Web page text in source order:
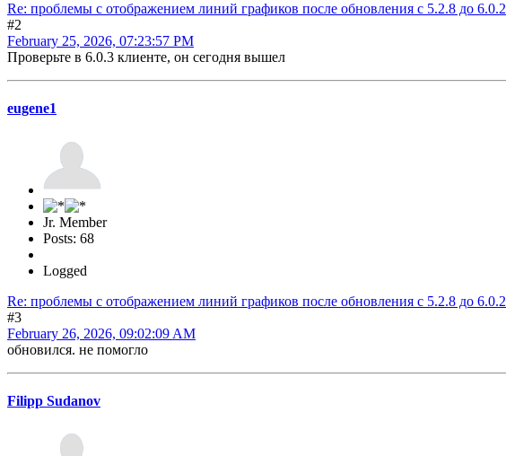
Re: проблемы с отображением линий графиков после обновления c 5.2.8 до 6.0.2
#2
February 25, 2026, 07:23:57 PM
Проверьте в 6.0.3 клиенте, он сегодня вышел
eugene1
Jr. Member
Posts: 68
Logged
Re: проблемы с отображением линий графиков после обновления c 5.2.8 до 6.0.2
#3
February 26, 2026, 09:02:09 AM
обновился. не помогло
Filipp Sudanov